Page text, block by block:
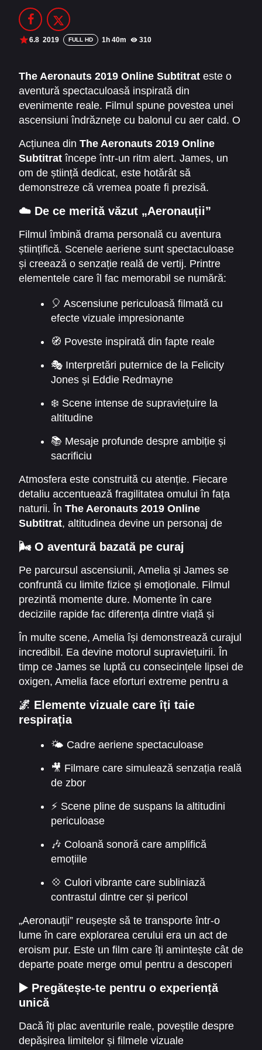
Filme Online 2014
Filme Online 2012 Filme Online 2011
DMCA
SERIALE ONLINE
TERMENI ȘI CONDIȚII
6.8 2019 FULL HD 1h 40m 310
The Aeronauts 2019 Online Subtitrat este o
aventură spectaculoasă inspirată din
evenimente reale. Filmul spune povestea unei
ascensiuni îndrăznețe cu balonul cu aer cald. O
aeriene. Cu interpretări puternice și imagini
impresionante, pelicula îi urmărește pe Amelia
Wren și James Glaisher într-o expediție care
depășește limitele umane. „Aeronauții” nu este
doar o poveste despre curaj. Este o poveste
natura.
Acțiunea din The Aeronauts 2019 Online
Subtitrat începe într-un ritm alert. James, un
om de știință dedicat, este hotărât să
demonstreze că vremea poate fi prezisă.
un trecut dureros, acceptă să urce cu el spre
altitudini nemaiatinse. Cei doi formează un duo
neașteptat. Un duo care se aventurează în
necunoscut. Trec prin furtuni violente, presiune
scăzută și temperaturi înghețate. Totul pentru
în știință.
☁️ De ce merită văzut „Aeronauții”
Filmul îmbină drama personală cu aventura
științifică. Scenele aeriene sunt spectaculoase
și creează o senzație reală de vertij. Printre
elementele care îl fac memorabil se numără:
🎈 Ascensiune periculoasă filmată cu
efecte vizuale impresionante
🧭 Poveste inspirată din fapte reale
🎭 Interpretări puternice de la Felicity
Jones și Eddie Redmayne
❄️ Scene intense de supraviețuire la
altitudine
📚 Mesaje profunde despre ambiție și
sacrificiu
Atmosfera este construită cu atenție. Fiecare
detaliu accentuează fragilitatea omului în fața
naturii. În The Aeronauts 2019 Online
Subtitrat, altitudinea devine un personaj de
sine stătător. Aerul rarefiat, frigul extrem și
apropierea de moarte provoacă tensiune
constantă. Filmul arată cât de mult poate realiza
un om când refuză să renunțe.
🌬️ O aventură bazată pe curaj
Pe parcursul ascensiunii, Amelia și James se
confruntă cu limite fizice și emoționale. Filmul
prezintă momente dure. Momente în care
deciziile rapide fac diferența dintre viață și
despre știință. Este o lecție despre încredere.
Despre puterea de a merge înainte indiferent de
obstacole.
În multe scene, Amelia își demonstrează curajul
incredibil. Ea devine motorul supraviețuirii. În
timp ce James se luptă cu consecințele lipsei de
oxigen, Amelia face eforturi extreme pentru a
intensitatea filmului și îi oferă o dimensiune
umană profundă.
🌌 Elemente vizuale care îți taie
respirația
🌤️ Cadre aeriene spectaculoase
🎥 Filmare care simulează senzația reală
de zbor
⚡ Scene pline de suspans la altitudini
periculoase
🎶 Coloană sonoră care amplifică
emoțiile
💠 Culori vibrante care subliniază
contrastul dintre cer și pericol
„Aeronauții” reușește să te transporte într-o
lume în care explorarea cerului era un act de
eroism pur. Este un film care îți amintește cât de
departe poate merge omul pentru a descoperi
▶️ Pregătește-te pentru o experiență
unică
Dacă îți plac aventurile reale, poveștile despre
depășirea limitelor și filmele vizuale